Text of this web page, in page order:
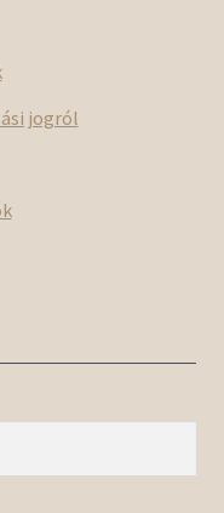
jogról